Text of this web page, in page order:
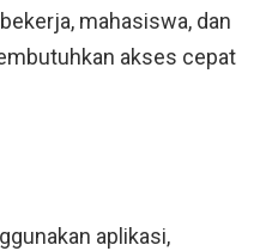
mahasiswa, dan
akses cepat
aplikasi,